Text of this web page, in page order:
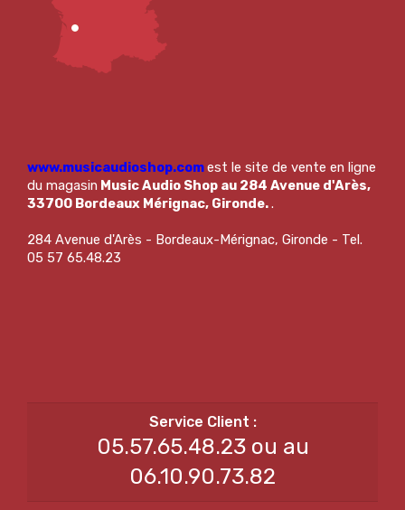
www.musicaudioshop.comest le site de vente en ligne
du magasin Music Audio Shop au 284 Avenue d'Arès,
33700 Bordeaux Mérignac, Gironde..
284 Avenue d'Arès - Bordeaux-Mérignac, Gironde - Tel.
05 57 65.48.23
05.57.65.48.23 ou au
06.10.90.73.82